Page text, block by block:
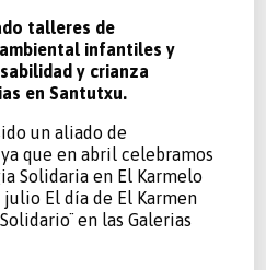
talleres de
infantiles y
y crianza
en Santutxu.
un aliado de
que en abril celebramos
Solidaria en El Karmelo
El día de El Karmen
en las Galerias